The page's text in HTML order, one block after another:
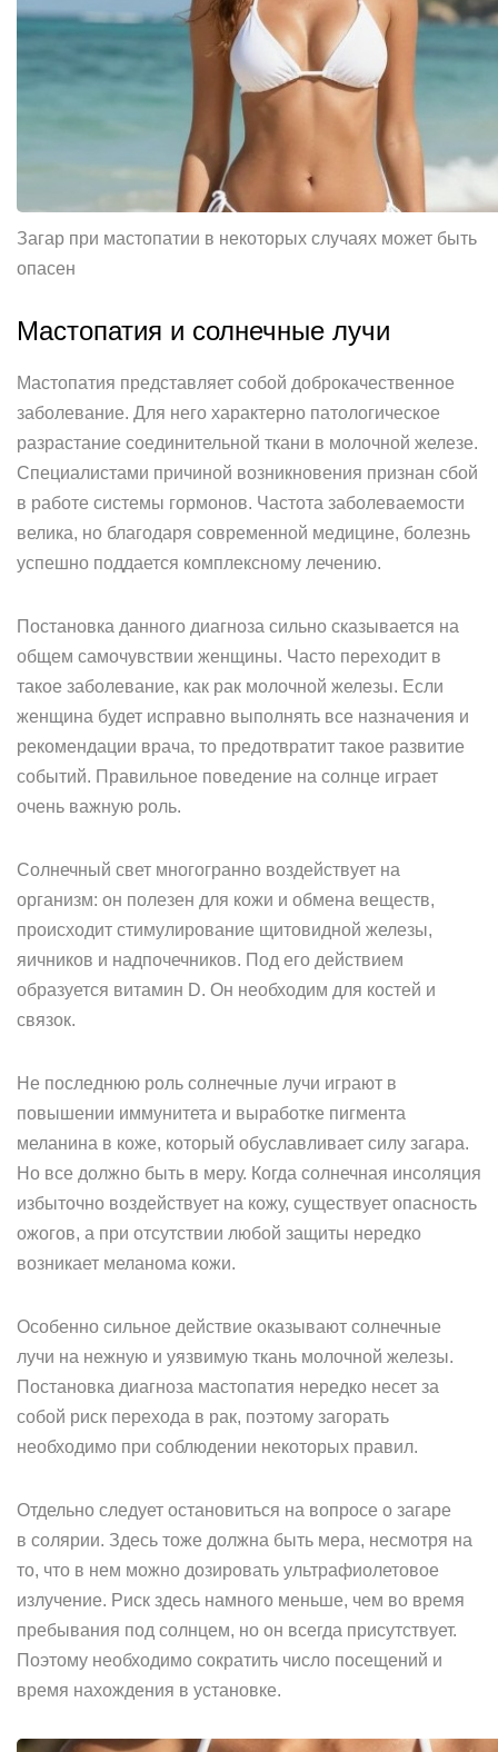
Загар при мастопатии в некоторых случаях может быть
опасен
Мастопатия и солнечные лучи
Мастопатия представляет собой доброкачественное
заболевание. Для него характерно патологическое
разрастание соединительной ткани в молочной железе.
Специалистами причиной возникновения признан сбой
в работе системы гормонов. Частота заболеваемости
велика, но благодаря современной медицине, болезнь
успешно поддается комплексному лечению.
Постановка данного диагноза сильно сказывается на
общем самочувствии женщины. Часто переходит в
такое заболевание, как рак молочной железы. Если
женщина будет исправно выполнять все назначения и
рекомендации врача, то предотвратит такое развитие
событий. Правильное поведение на солнце играет
очень важную роль.
Солнечный свет многогранно воздействует на
организм: он полезен для кожи и обмена веществ,
происходит стимулирование щитовидной железы,
яичников и надпочечников. Под его действием
образуется витамин D. Он необходим для костей и
связок.
Не последнюю роль солнечные лучи играют в
повышении иммунитета и выработке пигмента
меланина в коже, который обуславливает силу загара.
Но все должно быть в меру. Когда солнечная инсоляция
избыточно воздействует на кожу, существует опасность
ожогов, а при отсутствии любой защиты нередко
возникает меланома кожи.
Особенно сильное действие оказывают солнечные
лучи на нежную и уязвимую ткань молочной железы.
Постановка диагноза мастопатия нередко несет за
собой риск перехода в рак, поэтому загорать
необходимо при соблюдении некоторых правил.
Отдельно следует остановиться на вопросе о загаре
в солярии. Здесь тоже должна быть мера, несмотря на
то, что в нем можно дозировать ультрафиолетовое
излучение. Риск здесь намного меньше, чем во время
пребывания под солнцем, но он всегда присутствует.
Поэтому необходимо сократить число посещений и
время нахождения в установке.